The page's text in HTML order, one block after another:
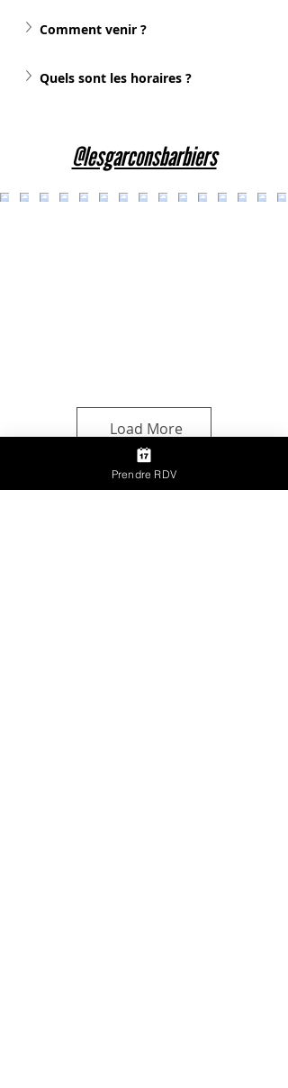
Comment venir ?
Quels sont les horaires ?
@lesgarconsbarbiers
Load More
Prendre RDV